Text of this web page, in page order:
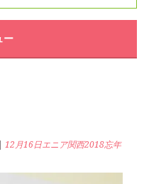
ー
12月16日エニア関西2018忘年